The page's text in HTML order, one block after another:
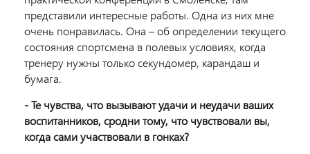
представили интересные работы. Одна из них мне
очень понравилась. Она – об определении текущего
состояния спортсмена в полевых условиях, когда
тренеру нужны только секундомер, карандаш и
бумага.
- Те чувства, что вызывают удачи и неудачи ваших
воспитанников, сродни тому, что чувствовали вы,
когда сами участвовали в гонках?